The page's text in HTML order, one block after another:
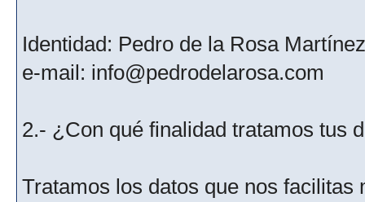
Identidad: Pedro de la Rosa Martínez
e-mail: info@pedrodelarosa.com
2.- ¿Con qué finalidad tratamos tus
Tratamos los datos que nos